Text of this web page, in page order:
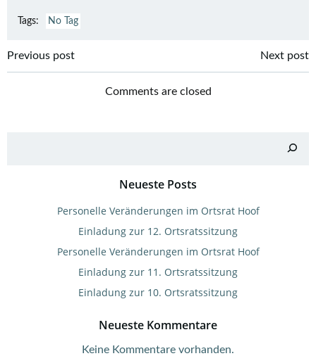
Tags: No Tag
Post
navigation
Previous post
navigation
Next post
Comments are closed
Neueste Posts
Personelle Veränderungen im Ortsrat Hoof
Einladung zur 12. Ortsratssitzung
Personelle Veränderungen im Ortsrat Hoof
Einladung zur 11. Ortsratssitzung
Einladung zur 10. Ortsratssitzung
Neueste Kommentare
Keine Kommentare vorhanden.